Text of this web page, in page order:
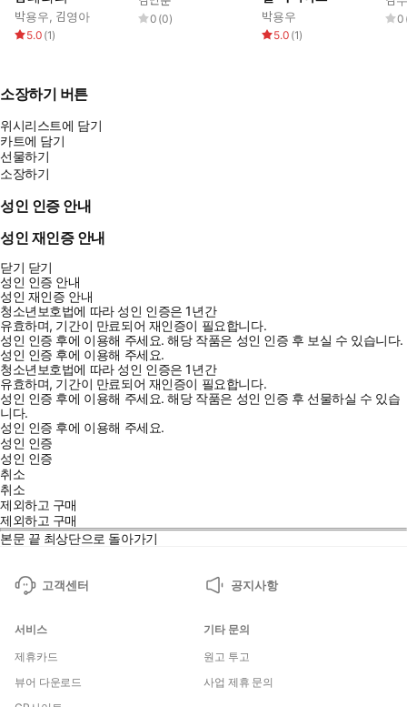
박용우, 김영아
5.0 (1)
0 (0) 박용우
5.0 (1)
0
소장하기 버튼
위시리스트에 담기
카트에 담기
선물하기
소장하기
성인 인증 안내
성인 재인증 안내
닫기 닫기
성인 인증 안내
성인 재인증 안내
청소년보호법에 따라 성인 인증은 1년간
유효하며, 기간이 만료되어 재인증이 필요합니다.
성인 인증 후에 이용해 주세요.해당 작품은 성인 인증 후 보실 수 있습니다.
성인 인증 후에 이용해 주세요.
청소년보호법에 따라 성인 인증은 1년간
유효하며, 기간이 만료되어 재인증이 필요합니다.
성인 인증 후에 이용해 주세요.해당 작품은 성인 인증 후 선물하실 수 있습
니다.
성인 인증 후에 이용해 주세요.
성인 인증
성인 인증
취소
취소
제외하고 구매
제외하고 구매
본문 끝 최상단으로 돌아가기
고객센터 공지사항
서비스
제휴카드
뷰어 다운로드
기타 문의
원고 투고
사업 제휴 문의